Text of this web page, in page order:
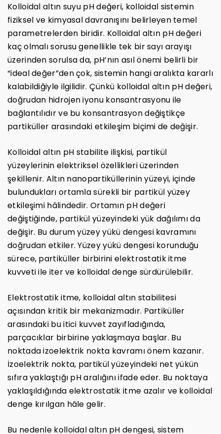
Kolloidal altın suyu pH değeri, kolloidal sistemin
fiziksel ve kimyasal davranışını belirleyen temel
parametrelerden biridir. Kolloidal altın pH değeri
kaç olmalı sorusu genellikle tek bir sayı arayışı
üzerinden sorulsa da, pH’nın asıl önemi belirli bir
“ideal değer”den çok, sistemin hangi aralıkta kararlı
kalabildiğiyle ilgilidir. Çünkü kolloidal altın pH değeri,
doğrudan hidrojen iyonu konsantrasyonu ile
bağlantılıdır ve bu konsantrasyon değiştikçe
partiküller arasındaki etkileşim biçimi de değişir.
Kolloidal altın pH stabilite ilişkisi, partikül
yüzeylerinin elektriksel özellikleri üzerinden
şekillenir. Altın nanopartiküllerinin yüzeyi, içinde
bulundukları ortamla sürekli bir partikül yüzey
etkileşimi hâlindedir. Ortamın pH değeri
değiştiğinde, partikül yüzeyindeki yük dağılımı da
değişir. Bu durum yüzey yükü dengesi kavramını
doğrudan etkiler. Yüzey yükü dengesi korunduğu
sürece, partiküller birbirini elektrostatik itme
kuvveti ile iter ve kolloidal denge sürdürülebilir.
Elektrostatik itme, kolloidal altın stabilitesi
açısından kritik bir mekanizmadır. Partiküller
arasındaki bu itici kuvvet zayıfladığında,
parçacıklar birbirine yaklaşmaya başlar. Bu
noktada izoelektrik nokta kavramı önem kazanır.
İzoelektrik nokta, partikül yüzeyindeki net yükün
sıfıra yaklaştığı pH aralığını ifade eder. Bu noktaya
yaklaşıldığında elektrostatik itme azalır ve kolloidal
denge kırılgan hâle gelir.
Bu nedenle kolloidal altın pH dengesi, sistem